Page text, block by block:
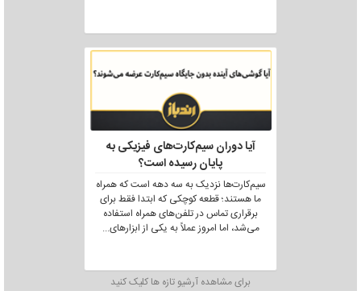
آیا دوران سیم‌کارت‌های فیزیکی به
پایان رسیده است؟
سیم‌کارت‌ها نزدیک به سه دهه است که همراه
ما هستند؛ قطعه کوچکی که ابتدا فقط برای
برقراری تماس در تلفن‌های همراه استفاده
می‌شد، اما امروز عملاً به یکی از ابزارهای...
برای مشاهده آرشیو تازه ها کلیک کنید